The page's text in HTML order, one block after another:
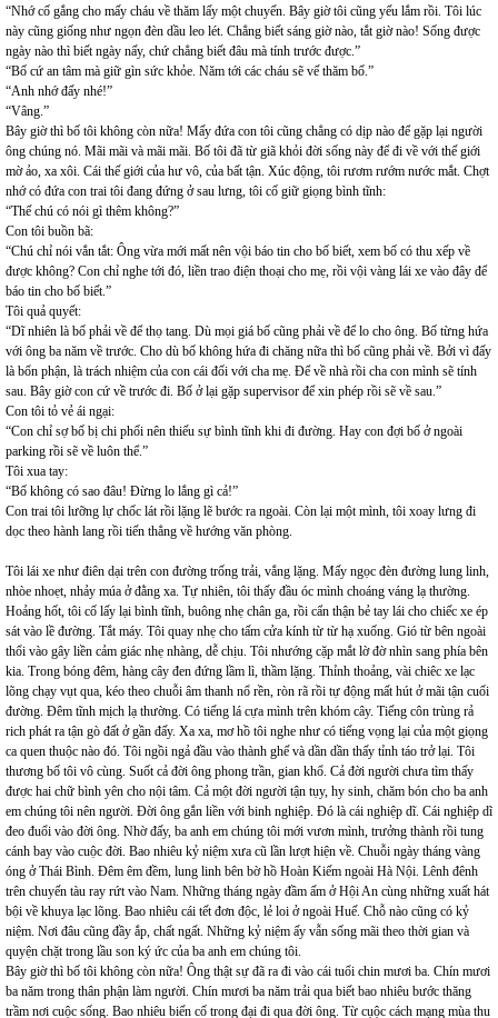
“Nhớ cố gắng cho mấy cháu về thăm lấy một chuyến. Bây giờ tôi cũng yếu lắm rồi. Tôi lúc
này cũng giống như ngọn đèn dầu leo lét. Chẳng biết sáng giờ nào, tắt giờ nào! Sống được
ngày nào thì biết ngày nấy, chứ chẳng biết đâu mà tính trước được.”
“Bố cứ an tâm mà giữ gìn sức khỏe. Năm tới các cháu sẽ vế thăm bố.”
“Anh nhớ đấy nhé!”
“Vâng.”
Bây giờ thì bố tôi không còn nữa! Mấy đứa con tôi cũng chẳng có dịp nào để gặp lại người
ông chúng nó. Mãi mãi và mãi mãi. Bố tôi đã từ giã khỏi đời sống này để đi về với thế giới
mờ ảo, xa xôi. Cái thế giới của hư vô, của bất tận. Xúc động, tôi rươm rướm nước mắt. Chợt
nhớ có đứa con trai tôi đang đứng ở sau lưng, tôi cố giữ giọng bình tĩnh:
“Thế chú có nói gì thêm không?”
Con tôi buồn bã:
“Chú chỉ nói vắn tắt: Ông vừa mới mất nên vội báo tin cho bố biết, xem bố có thu xếp về
được không? Con chỉ nghe tới đó, liền trao điện thoại cho mẹ, rồi vội vàng lái xe vào đây để
báo tin cho bố biết.”
Tôi quả quyết:
“Dĩ nhiên là bố phải về để thọ tang. Dù mọi giá bố cũng phải về để lo cho ông. Bố từng hứa
với ông ba năm về trước. Cho dù bố không hứa đi chăng nữa thì bố cũng phải về. Bởi vì đấy
là bổn phận, là trách nhiệm của con cái đối với cha mẹ. Để về nhà rồi cha con mình sẽ tính
sau. Bây giờ con cứ về trước đi. Bố ở lại gặp supervisor để xin phép rồi sẽ về sau.”
Con tôi tỏ vẻ ái ngại:
“Con chỉ sợ bố bị chi phối nên thiếu sự bình tĩnh khi đi đường. Hay con đợi bố ở ngoài
parking rồi sẽ về luôn thể.”
Tôi xua tay:
“Bố không có sao đâu! Đừng lo lắng gì cả!”
Con trai tôi lưỡng lự chốc lát rồi lặng lẽ bước ra ngoài. Còn lại một mình, tôi xoay lưng đi
dọc theo hành lang rồi tiến thẳng về hướng văn phòng.
Tôi lái xe như điên dại trên con đường trống trải, vắng lặng. Mấy ngọc đèn đường lung linh,
nhòe nhoẹt, nhảy múa ở đằng xa. Tự nhiên, tôi thấy đầu óc mình choáng váng lạ thường.
Hoảng hốt, tôi cố lấy lại bình tĩnh, buông nhẹ chân ga, rồi cẩn thận bẻ tay lái cho chiếc xe ép
sát vào lề đường. Tắt máy. Tôi quay nhẹ cho tấm cửa kính từ từ hạ xuống. Gió từ bên ngoài
thổi vào gây liền cảm giác nhẹ nhàng, dễ chịu. Tôi nhướng cặp mắt lờ đờ nhìn sang phía bên
kia. Trong bóng đêm, hàng cây đen đứng lầm lì, thầm lặng. Thỉnh thoảng, vài chiêc xe lạc
lõng chạy vụt qua, kéo theo chuỗi âm thanh nổ rền, ròn rã rồi tự động mất hút ở mãi tận cuối
đường. Đêm tĩnh mịch lạ thường. Có tiếng lá cựa mình trên khóm cây. Tiếng côn trùng rả
rich phát ra tận gò đất ở gần đấy. Xa xa, mơ hồ tôi nghe như có tiếng vọng lại của một giọng
ca quen thuộc nào đó. Tôi ngồi ngả đầu vào thành ghế và dần dần thấy tỉnh táo trở lại. Tôi
thương bố tôi vô cùng. Suốt cả đời ông phong trần, gian khổ. Cả đời người chưa tìm thấy
được hai chữ bình yên cho nội tâm. Cả một đời người tận tụy, hy sinh, chăm bón cho ba anh
em chúng tôi nên người. Đời ông gắn liền với binh nghiệp. Đó là cái nghiệp dĩ. Cái nghiệp dĩ
đeo đuổi vào đời ông. Nhờ đấy, ba anh em chúng tôi mới vươn mình, trưởng thành rồi tung
cánh bay vào cuộc đời. Bao nhiêu kỷ niệm xưa cũ lần lượt hiện về. Chuỗi ngày tháng vàng
óng ở Thái Bình. Đêm êm đềm, lung linh bên bờ hồ Hoàn Kiếm ngoài Hà Nội. Lênh đênh
trên chuyến tàu ray rứt vào Nam. Những tháng ngày đầm ấm ở Hội An cùng những xuất hát
bội về khuya lạc lõng. Bao nhiêu cái tết đơn độc, lẻ loi ở ngoài Huế. Chỗ nào cũng có kỷ
niệm. Nơi đâu cũng đầy ắp, chất ngất. Những kỷ niệm ấy vẫn sống mãi theo thời gian và
quyện chặt trong lầu son ký ức của ba anh em chúng tôi.
Bây giờ thì bố tôi không còn nữa! Ông thật sự đã ra đi vào cái tuổi chin mươi ba. Chín mươi
ba năm trong thân phận làm người. Chín mươi ba năm trải qua biết bao nhiêu bước thăng
trầm nơi cuộc sống. Bao nhiêu biến cố trong đại đi qua đời ông. Từ cụộc cách mạng mùa thu